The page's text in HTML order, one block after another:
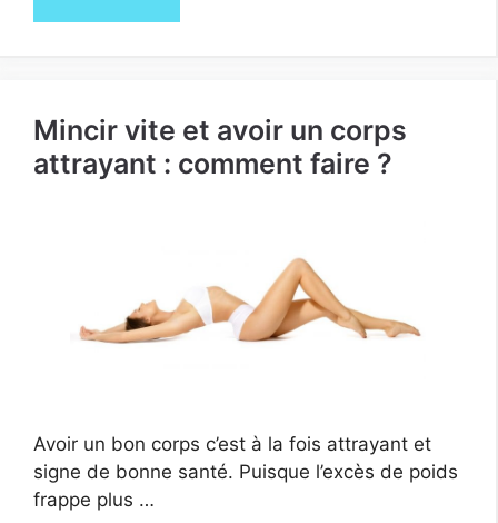
Mincir vite et avoir un corps
attrayant : comment faire ?
Avoir un bon corps c’est à la fois attrayant et
signe de bonne santé. Puisque l’excès de poids
frappe plus …